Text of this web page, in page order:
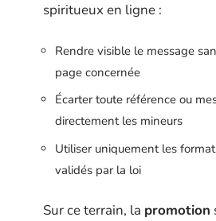
spiritueux en ligne :
Rendre visible le message
page concernée
Écarter toute référence ou
directement les mineurs
Utiliser uniquement les
validés par la loi
Sur ce terrain, la promotion